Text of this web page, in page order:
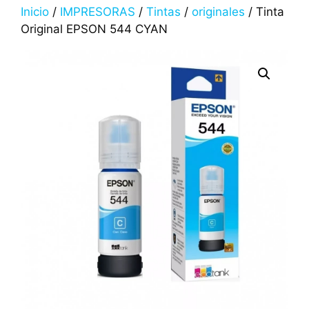
Inicio / IMPRESORAS / Tintas / originales / Tinta
Original EPSON 544 CYAN